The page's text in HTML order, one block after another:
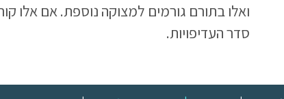
ואלו בתורם גורמים למצוקה נוספת. אם אלו
סדר העדיפויות.